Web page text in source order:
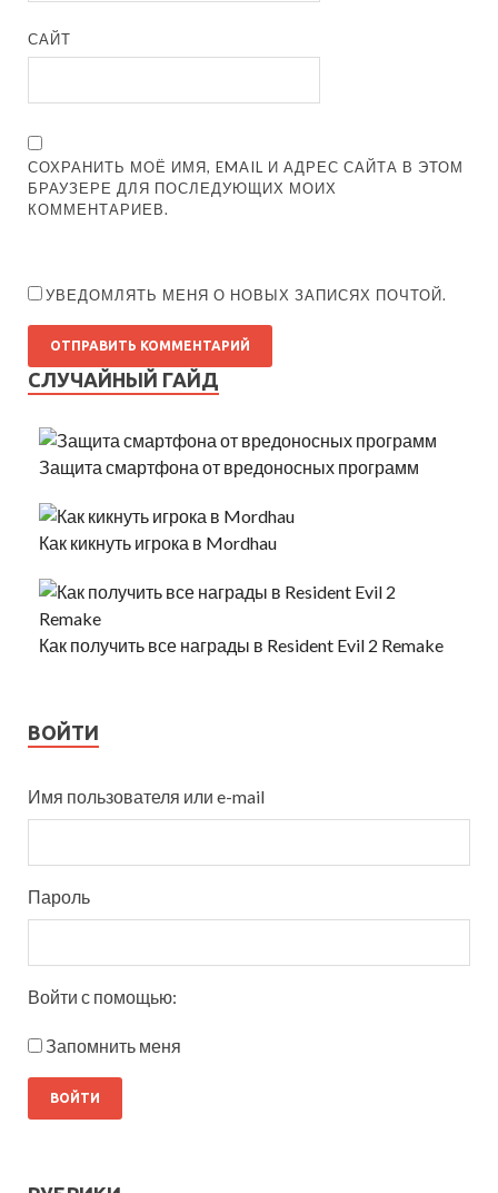
САЙТ
СОХРАНИТЬ МОЁ ИМЯ, EMAIL И АДРЕС САЙТА В ЭТОМ
БРАУЗЕРЕ ДЛЯ ПОСЛЕДУЮЩИХ МОИХ
КОММЕНТАРИЕВ.
УВЕДОМЛЯТЬ МЕНЯ О НОВЫХ ЗАПИСЯХ ПОЧТОЙ.
СЛУЧАЙНЫЙ ГАЙД
Защита смартфона от вредоносных программ
Как кикнуть игрока в Mordhau
Как получить все награды в Resident Evil 2 Remake
ВОЙТИ
Имя пользователя или e-mail
Пароль
Войти с помощью:
Запомнить меня